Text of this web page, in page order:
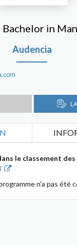
Bachelor in
Audencia
le classement
n'a pas été